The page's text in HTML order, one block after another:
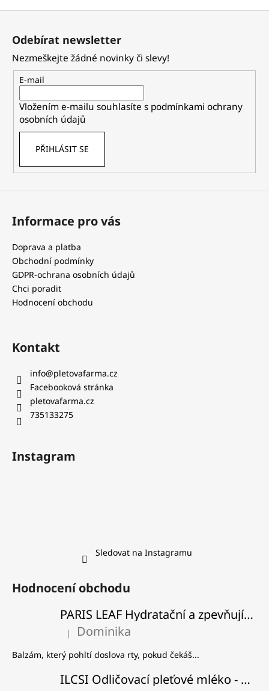
Z
Odebírat newsletter
Nezmeškejte žádné novinky či slevy!
E-mail
Vložením e-mailu souhlasíte s podmínkami ochrany
osobních údajů
PŘIHLÁSIT SE
Informace pro vás
Doprava a platba
Obchodní podmínky
GDPR-ochrana osobních údajů
Chci poradit
Hodnocení obchodu
Kontakt
info@pletovafarma.cz
Facebooková stránka
pletovafarma.cz
735133275
Instagram
Sledovat na Instagramu
Hodnocení obchodu
PARIS LEAF Hydratační a zpevňující balzám na rty
Hodnocení produktu je 5 z 5 hvězdiček.
| Dominika
Balzám, který pohltí doslova rty, pokud čekáš...
ILCSI Odličovací pleťové mléko - Višeň a švestka